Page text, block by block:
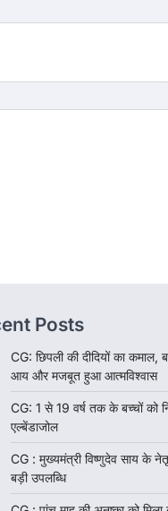
Posts
CG: छिपली की दीदियों का कमाल,
आय और मजबूत हुआ आत्मविश्वास
CG: 1 से 19 वर्ष तक के बच्चों को
एल्बेंडाजोल
CG : मुख्यमंत्री विष्णुदेव साय के
बड़ी उपलब्धि